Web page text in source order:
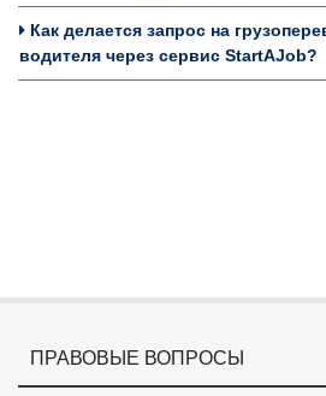
Как делается запрос на
водителя через сервис StartAJob?
ПРАВОВЫЕ ВОПРОСЫ